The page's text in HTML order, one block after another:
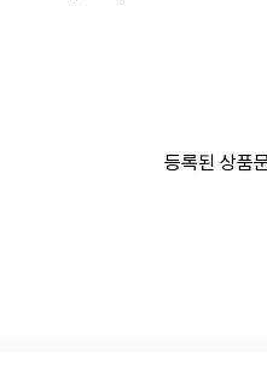
등록된 상품